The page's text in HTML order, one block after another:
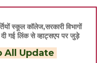
स्कूल कॉलेज,सरकारी विभागों
दी गई लिंक से व्हाट्सएप पर जुड़े
All Update